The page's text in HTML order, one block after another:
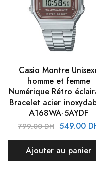
Casio Montre
homme et femme
Numérique Rétro
Bracelet acier
A168WA-5AYDF
799.00DH 549.00
Ajouter au panier